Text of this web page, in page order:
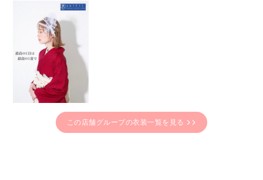
この店舗グループの衣装一覧を見る